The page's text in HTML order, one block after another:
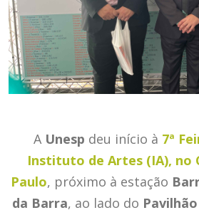
A Unesp deu início à 7ª
Instituto de Artes (IA), no
Paulo, próximo à estação
da Barra, ao lado do